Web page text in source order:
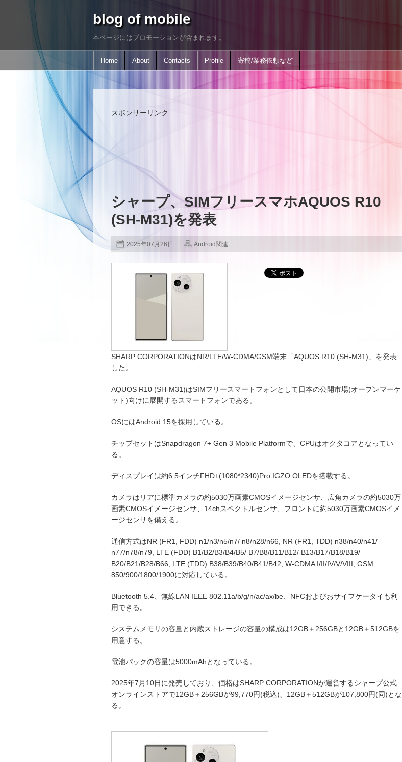
blog of mobile
本ページにはプロモーションが含まれます。
Home About Contacts Profile 寄稿/業務依頼など
スポンサーリンク
シャープ、SIMフリースマホAQUOS R10
(SH-M31)を発表
2025年07月26日 Android関連
SHARP CORPORATIONはNR/LTE/W-CDMA/GSM端末「AQUOS R10 (SH-M31)」を発表
した。
AQUOS R10 (SH-M31)はSIMフリースマートフォンとして日本の公開市場(オープンマーケ
ット)向けに展開するスマートフォンである。
OSにはAndroid 15を採用している。
チップセットはSnapdragon 7+ Gen 3 Mobile Platformで、CPUはオクタコアとなってい
る。
ディスプレイは約6.5インチFHD+(1080*2340)Pro IGZO OLEDを搭載する。
カメラはリアに標準カメラの約5030万画素CMOSイメージセンサ、広角カメラの約5030万
画素CMOSイメージセンサ、14chスペクトルセンサ、フロントに約5030万画素CMOSイメ
ージセンサを備える。
通信方式はNR (FR1, FDD) n1/n3/n5/n7/ n8/n28/n66, NR (FR1, TDD) n38/n40/n41/
n77/n78/n79, LTE (FDD) B1/B2/B3/B4/B5/ B7/B8/B11/B12/ B13/B17/B18/B19/
B20/B21/B28/B66, LTE (TDD) B38/B39/B40/B41/B42, W-CDMA I/II/IV/V/VIII, GSM
850/900/1800/1900に対応している。
Bluetooth 5.4、無線LAN IEEE 802.11a/b/g/n/ac/ax/be、NFCおよびおサイフケータイも利
用できる。
システムメモリの容量と内蔵ストレージの容量の構成は12GB＋256GBと12GB＋512GBを
用意する。
電池パックの容量は5000mAhとなっている。
2025年7月10日に発売しており、価格はSHARP CORPORATIONが運営するシャープ公式
オンラインストアで12GB＋256GBが99,770円(税込)、12GB＋512GBが107,800円(同)とな
る。